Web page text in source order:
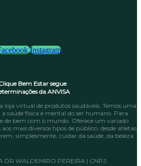
Instagram
Bem Estar segue
da ANVISA
virtual de produtos saudáveis. Temos uma
saúde física e mental do ser humano. Para
de bem com o mundo. Oferece um variado
mais diversos tipos de público, desde atletas
simplesmente, cuidar da saúde, da beleza
DR WALDEMIRO PEREIRA | CNPJ: